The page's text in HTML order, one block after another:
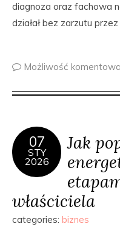
diagnoza oraz fachowa
działał bez zarzutu
Możliwość
07
STY
2026
Jak
właściciela
categories: biznes